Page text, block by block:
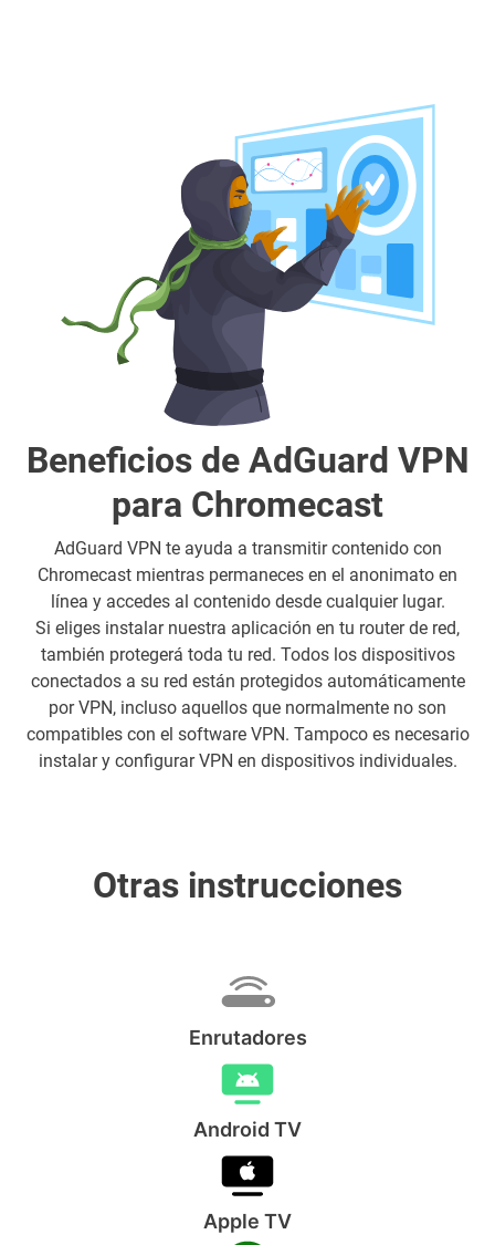
Beneficios de AdGuard VPN
para Chromecast
AdGuard VPN te ayuda a transmitir contenido con
Chromecast mientras permaneces en el anonimato en
línea y accedes al contenido desde cualquier lugar.
Si eliges instalar nuestra aplicación en tu router de red,
también protegerá toda tu red. Todos los dispositivos
conectados a su red están protegidos automáticamente
por VPN, incluso aquellos que normalmente no son
compatibles con el software VPN. Tampoco es necesario
instalar y configurar VPN en dispositivos individuales.
Otras instrucciones
Enrutadores
Android TV
Apple TV